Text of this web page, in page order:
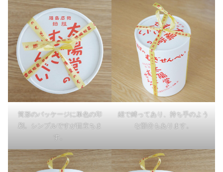
筒形のパッケージに単色の印
刷。シンプルですが目立ちま
す。
紐で縛ってあり、持ち手のよう
な部分もあります。